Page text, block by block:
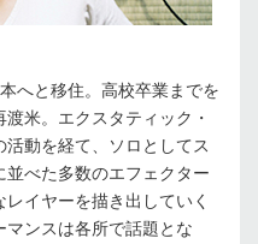
へと移住。高校卒業までを
米。エクスタティック・
動を経て、ソロとしてス
並べた多数のエフェクター
イヤーを描き出していく
ンスは各所で話題とな